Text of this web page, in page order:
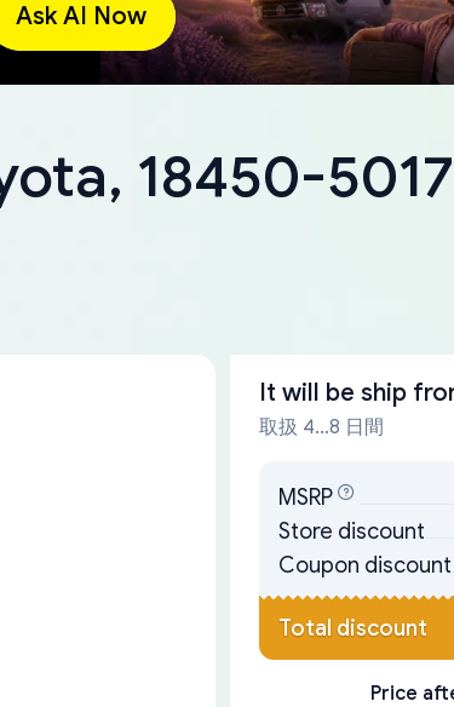
Ask AI Now
18450-
It will be ship
取扱 4...8 日間
MSRP
Store discount
Coupon discount
Total discount
Price